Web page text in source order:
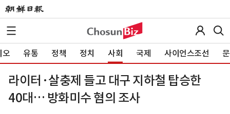
오 유통 정책 정치 사회 국제 사이언스조선
라이터·살충제 들고 대구 지하철 탑승한
40대… 방화미수 혐의 조사